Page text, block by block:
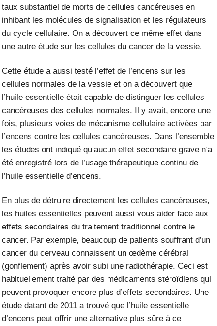
taux substantiel de morts de cellules cancéreuses en
inhibant les molécules de signalisation et les régulateurs
du cycle cellulaire. On a découvert ce même effet dans
une autre étude sur les cellules du cancer de la vessie.
Cette étude a aussi testé l’effet de l’encens sur les
cellules normales de la vessie et on a découvert que
l’huile essentielle était capable de distinguer les cellules
cancéreuses des cellules normales. Il y avait, encore une
fois, plusieurs voies de mécanisme cellulaire activées par
l’encens contre les cellules cancéreuses. Dans l’ensemble
les études ont indiqué qu’aucun effet secondaire grave n’a
été enregistré lors de l’usage thérapeutique continu de
l’huile essentielle d’encens.
En plus de détruire directement les cellules cancéreuses,
les huiles essentielles peuvent aussi vous aider face aux
effets secondaires du traitement traditionnel contre le
cancer. Par exemple, beaucoup de patients souffrant d’un
cancer du cerveau connaissent un œdème cérébral
(gonflement) après avoir subi une radiothérapie. Ceci est
habituellement traité par des médicaments stéroïdiens qui
peuvent provoquer encore plus d’effets secondaires. Une
étude datant de 2011 a trouvé que l’huile essentielle
d’encens peut offrir une alternative plus sûre à ce